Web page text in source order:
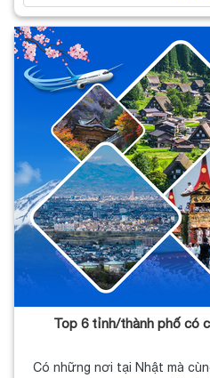
Top 6 tỉnh/thành phố có
Có những nơi tại Nhật mà